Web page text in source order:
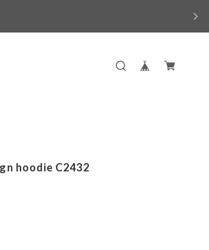
hoodie C2432